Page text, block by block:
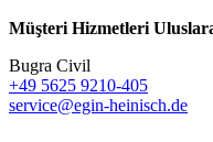
Müşteri Hizmetleri
Bugra Civil
+49 5625 9210-405
service@egin-heinisch.de